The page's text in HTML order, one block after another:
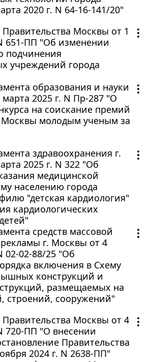
2020 г. N 64-16-141/20"
Москвы от 1
651-ПП "Об изменении
подчинения
учреждений города
образования и науки
2025 г. N Пр-287 "О
на соискание премий
Москвы молодым ученым за
здравоохранения г.
2025 г. N 322 "Об
медицинской
населению города
"детская кардиология"
кардиологических
средств массовой
г. Москвы от 4
02-02-88/25 "Об
включения в Схему
конструкций и
размещаемых на
строений, сооружений"
Москвы от 4
720-ПП "О внесении
Правительства
2024 г. N 2638-ПП"